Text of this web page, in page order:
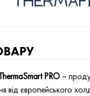
PRO –
від європейського